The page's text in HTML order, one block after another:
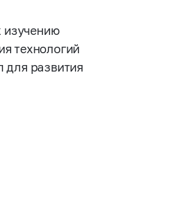
изучению
технологий
для развития